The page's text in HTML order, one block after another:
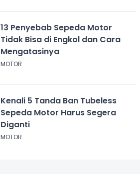
13 Penyebab Sepeda Motor
Tidak Bisa di Engkol dan Cara
Mengatasinya
MOTOR
Kenali 5 Tanda Ban Tubeless
Sepeda Motor Harus Segera
Diganti
MOTOR